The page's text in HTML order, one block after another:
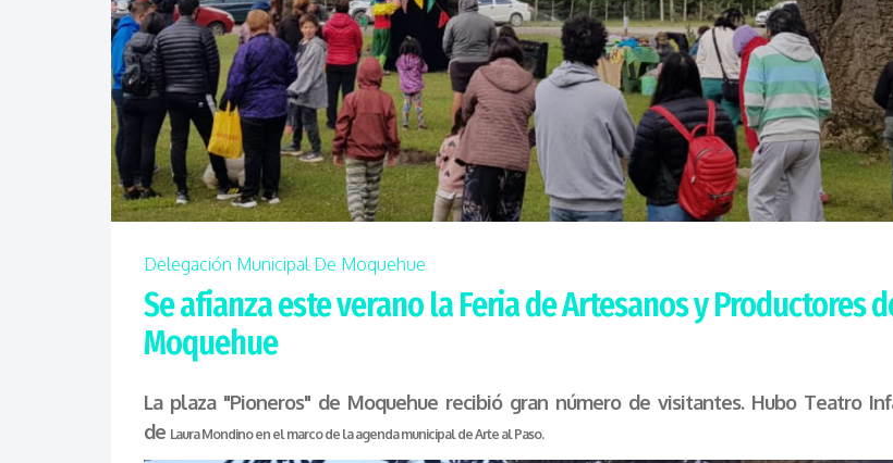
Delegación Municipal De Moquehue
Se afianza este verano la Feria de Artesanos y Productores
Moquehue
La plaza "Pioneros" de Moquehue recibió gran número de visitantes. Hubo Teatro
de Laura Mondino en el marco de la agenda municipal de Arte al Paso.